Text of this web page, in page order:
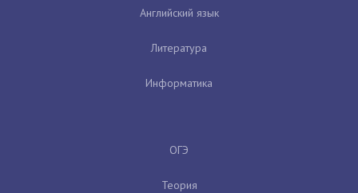
Английский язык
Литература
Информатика
ОГЭ
Теория